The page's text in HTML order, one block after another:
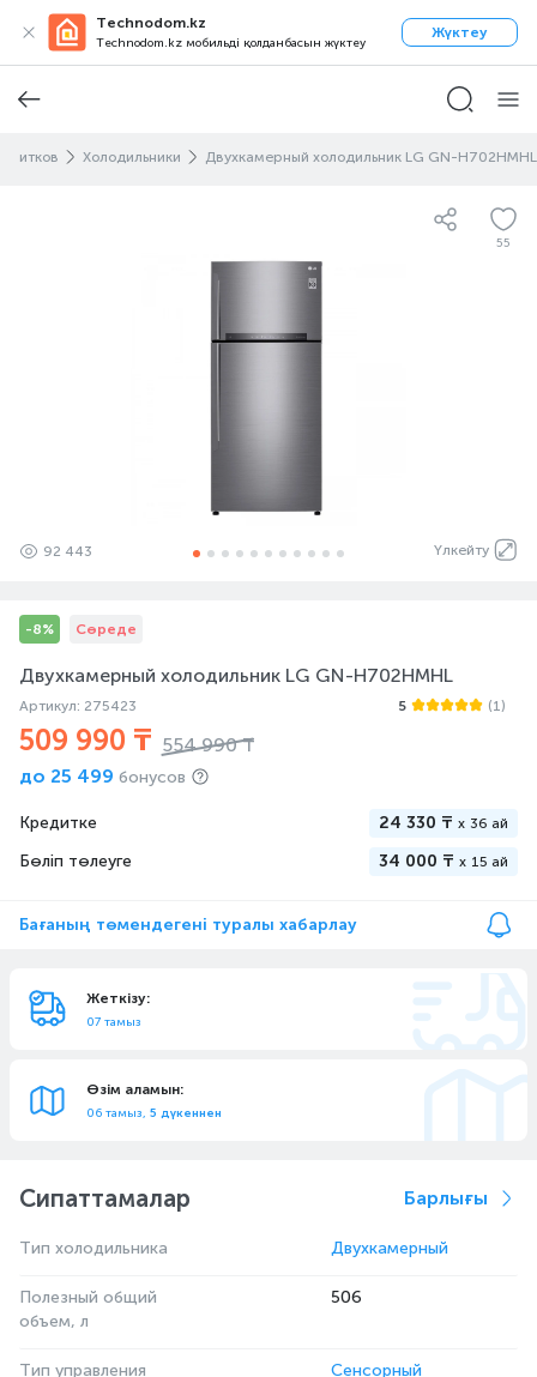
Technodom.kz
Technodom.kz мобильді қолданбасын жүктеу
Жүктеу
Холодильники Двухкамерный холодильник LG GN-H702HMHL
55
Үлкейту
92 443
-8% Сөреде
Двухкамерный холодильник LG GN-H702HMHL
Артикул: 275423 5 (1)
509 990 ₸ 554 990 ₸
до 25 499 бонусов
Кредитке 24 330 ₸ x 36 ай
Бөліп төлеуге 34 000 ₸ x 15 ай
Бағаның төмендегені туралы хабарлау
Жеткізу:
07 тамыз
Өзім аламын:
06 тамыз, 5 дүкеннен
Сипаттамалар Барлығы
Тип холодильника Двухкамерный
Полезный общий
объем, л
506
Тип управления Сенсорный